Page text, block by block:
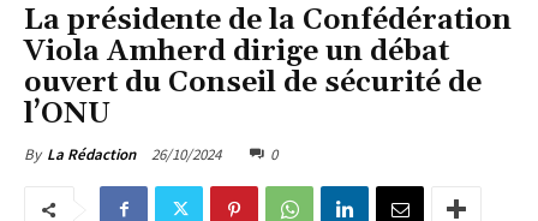
La présidente de la Confédération
Viola Amherd dirige un débat
ouvert du Conseil de sécurité de
l’ONU
By La Rédaction 26/10/2024 0